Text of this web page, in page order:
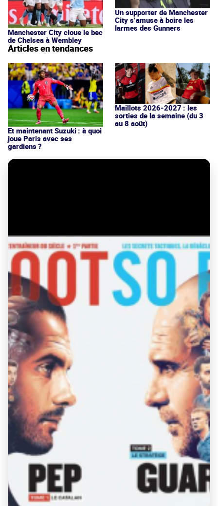
Manchester City cloue le bec
de Chelsea à Wembley
Un supporter de Manchester
City s’amuse à boire les
larmes des Gunners
Articles en tendances
Et maintenant Suzuki : à quoi
joue Paris avec ses
gardiens ?
Maillots 2026-2027 : les
sorties de la semaine (du 3
au 8 août)